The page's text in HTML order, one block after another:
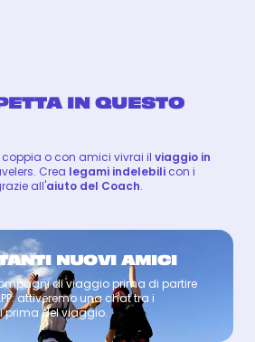
IN QUESTO
o con amici vivrai il viaggio in
Crea legami indelebili con i
all'aiuto del Coach.
NUOVI AMICI
di viaggio prima di partire
attiveremo una chat tra i
prima del viaggio.